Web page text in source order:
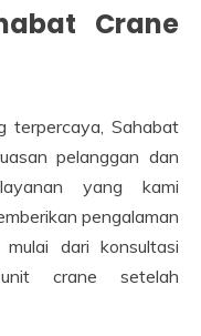
Crane
terpercaya, Sahabat
pelanggan dan
yang kami
pengalaman
dari konsultasi
crane setelah